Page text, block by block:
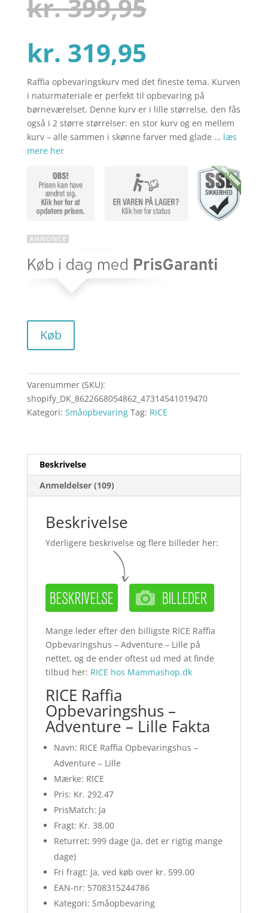
kundebedøm
melser
kr.399,95
pris
var:
kr.
kr. 319,95
aktuelle
pris
er:
kr.
Raffia opbevaringskurv med det fineste tema. Kurven
i naturmateriale er perfekt til opbevaring på
børneværelset. Denne kurv er i lille størrelse, den fås
også i 2 større størrelser: en stor kurv og en mellem
kurv – alle sammen i skønne farver med glade … læs
mere her
Køb
Varenummer (SKU):
shopify_DK_8622668054862_47314541019470
Kategori: Småopbevaring Tag: RICE
Beskrivelse
Anmeldelser (109)
Beskrivelse
Yderligere beskrivelse og flere billeder her:
Mange leder efter den billigste RICE Raffia
Opbevaringshus – Adventure – Lille på
nettet, og de ender oftest ud med at finde
tilbud her: RICE hos Mammashop.dk
RICE Raffia
Opbevaringshus –
Adventure – Lille Fakta
Navn: RICE Raffia Opbevaringshus –
Adventure – Lille
Mærke: RICE
Pris: Kr. 292.47
PrisMatch: Ja
Fragt: Kr. 38.00
Returret: 999 dage (Ja, det er rigtig mange
dage)
Fri fragt: Ja, ved køb over kr. 599.00
EAN-nr: 5708315244786
Kategori: Småopbevaring